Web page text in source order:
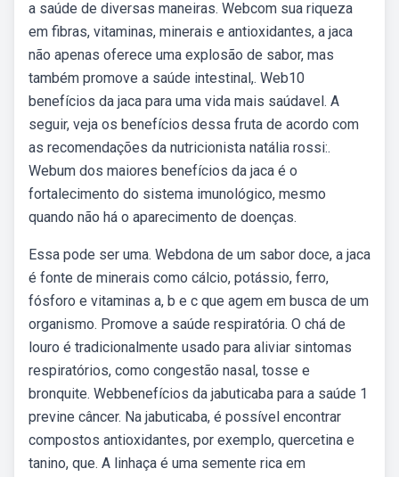
a saúde de diversas maneiras. Webcom sua riqueza
em fibras, vitaminas, minerais e antioxidantes, a jaca
não apenas oferece uma explosão de sabor, mas
também promove a saúde intestinal,. Web10
benefícios da jaca para uma vida mais saúdavel. A
seguir, veja os benefícios dessa fruta de acordo com
as recomendações da nutricionista natália rossi:.
Webum dos maiores benefícios da jaca é o
fortalecimento do sistema imunológico, mesmo
quando não há o aparecimento de doenças.
Essa pode ser uma. Webdona de um sabor doce, a jaca
é fonte de minerais como cálcio, potássio, ferro,
fósforo e vitaminas a, b e c que agem em busca de um
organismo. Promove a saúde respiratória. O chá de
louro é tradicionalmente usado para aliviar sintomas
respiratórios, como congestão nasal, tosse e
bronquite. Webbenefícios da jabuticaba para a saúde 1
previne câncer. Na jabuticaba, é possível encontrar
compostos antioxidantes, por exemplo, quercetina e
tanino, que. A linhaça é uma semente rica em